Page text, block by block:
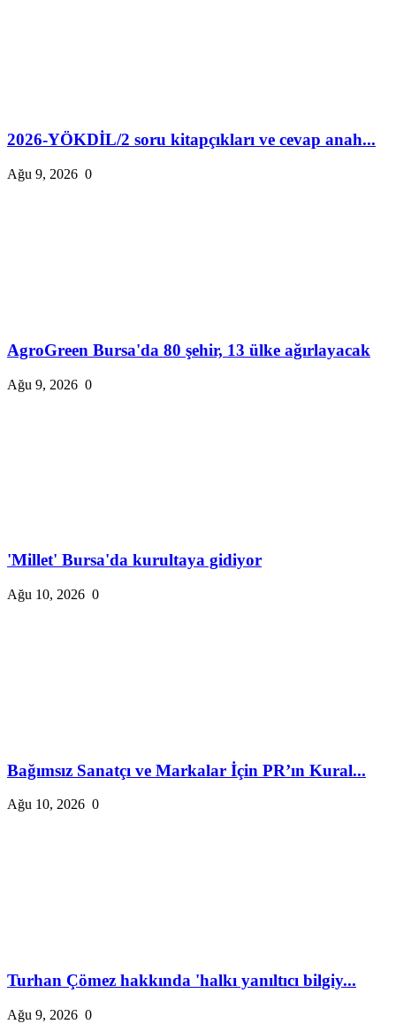
2026-YÖKDİL/2 soru kitapçıkları ve cevap anah...
Ağu 9, 2026 0
AgroGreen Bursa'da 80 şehir, 13 ülke ağırlayacak
Ağu 9, 2026 0
'Millet' Bursa'da kurultaya gidiyor
Ağu 10, 2026 0
Bağımsız Sanatçı ve Markalar İçin PR’ın Kural...
Ağu 10, 2026 0
Turhan Çömez hakkında 'halkı yanıltıcı bilgiy...
Ağu 9, 2026 0